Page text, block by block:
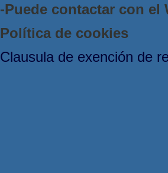
-Puede contactar con el
Política de cookies
Clausula de exención de